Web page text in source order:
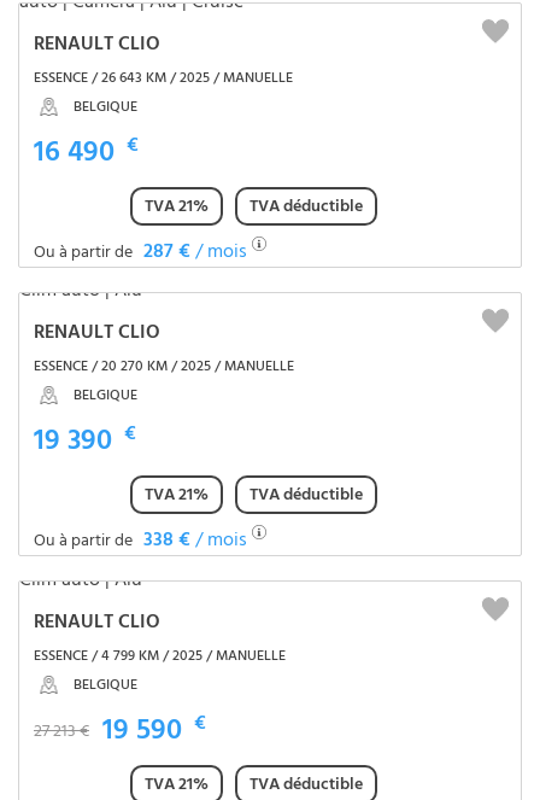
RENAULT CLIO
ESSENCE / 26 643 KM / 2025 / MANUELLE
BELGIQUE
16 490 €
TVA 21%
TVA déductible
Ou à partir de 287 €/ mois
RENAULT CLIO
ESSENCE / 20 270 KM / 2025 / MANUELLE
BELGIQUE
19 390 €
TVA 21%
TVA déductible
Ou à partir de 338 €/ mois
RENAULT CLIO
ESSENCE / 4 799 KM / 2025 / MANUELLE
BELGIQUE
27 213 € 19 590 €
TVA 21%
TVA déductible